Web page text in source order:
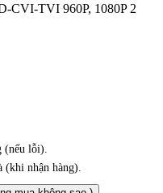
CVI-TVI 960P, 1080P 2
(nếu lỗi).
(khi nhận hàng).